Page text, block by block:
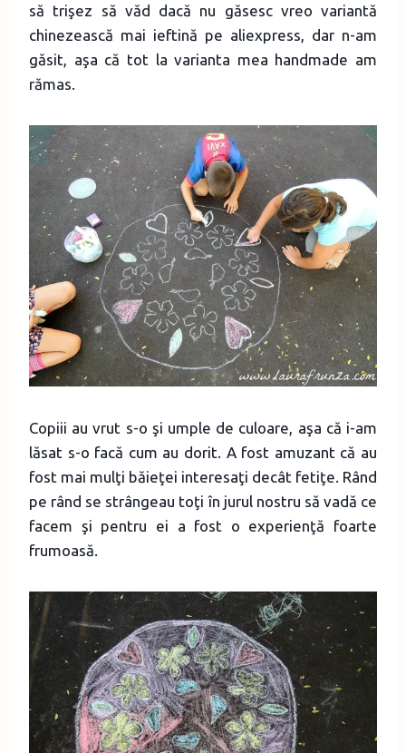
să trişez să văd dacă nu găsesc vreo variantă
chinezească mai ieftină pe aliexpress, dar n-am
găsit, aşa că tot la varianta mea handmade am
rămas.
Copiii au vrut s-o şi umple de culoare, aşa că i-am
lăsat s-o facă cum au dorit. A fost amuzant că au
fost mai mulţi băieţei interesaţi decât fetiţe. Rând
pe rând se strângeau toţi în jurul nostru să vadă ce
facem şi pentru ei a fost o experienţă foarte
frumoasă.